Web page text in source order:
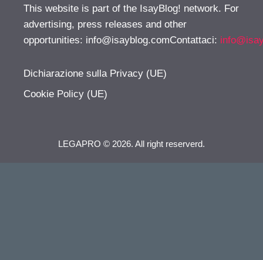
This website is part of the IsayBlog! network. For
advertising, press releases and other
opportunities: info@isayblog.comContattaci:
Dichiarazione sulla Privacy (UE)
Cookie Policy (UE)
LEGAPRO © 2026. All right reserverd.